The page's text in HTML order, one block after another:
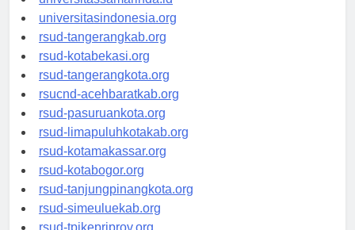
universitassamarinda.id
universitasindonesia.org
rsud-tangerangkab.org
rsud-kotabekasi.org
rsud-tangerangkota.org
rsucnd-acehbaratkab.org
rsud-pasuruankota.org
rsud-limapuluhkotakab.org
rsud-kotamakassar.org
rsud-kotabogor.org
rsud-tanjungpinangkota.org
rsud-simeuluekab.org